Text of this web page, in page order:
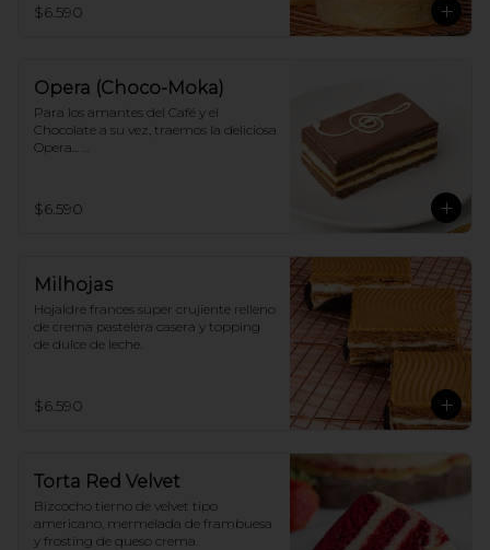
$6.590
Opera (Choco-Moka)
Para los amantes del Café y el
Chocolate a su vez, traemos la deliciosa
Opera...
$6.590
Milhojas
Hojaldre frances super crujiente relleno
de crema pastelera casera y topping
de dulce de leche.
$6.590
Torta Red Velvet
Bizcocho tierno de velvet tipo
americano, mermelada de frambuesa
y frosting de queso crema.